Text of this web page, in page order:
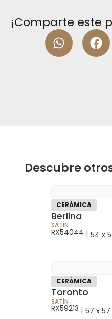
¡Comparte este
Descubre
CERÁMICA
Berlina
SATÍN
RX54044 | 54 x
CERÁMICA
Toronto
SATÍN
RX59213 | 57 x